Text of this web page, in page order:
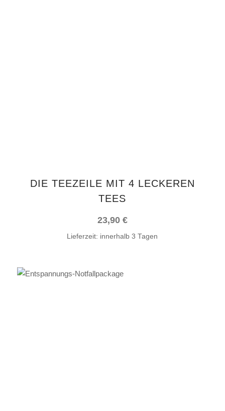
DIE TEEZEILE MIT 4 LECKEREN
TEES
23,90 €
Lieferzeit: innerhalb 3 Tagen